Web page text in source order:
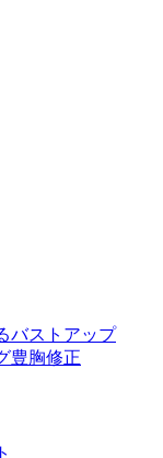
バストアップ
豊胸修正